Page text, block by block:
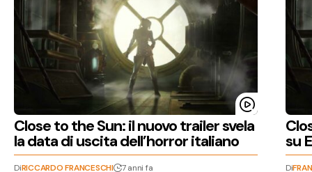
Close to the Sun: il nuovo trailer svela
la data di uscita dell’horror italiano
DiRICCARDO FRANCESCHI 7 anni fa
su
Di